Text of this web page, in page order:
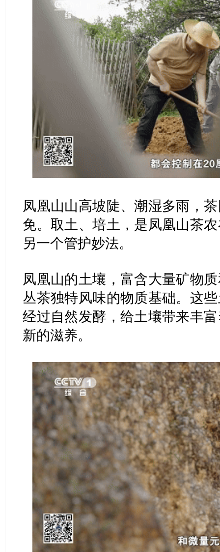
凤凰山山高坡陡、潮湿多雨，
免。取土、培土，是凤凰山茶
另一个管护妙法。
凤凰山的土壤，富含大量矿物
丛茶独特风味的物质基础。这
经过自然发酵，给土壤带来丰
新的滋养。